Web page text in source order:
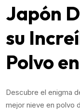
Japón
su
Polvo
Descubre el enigma
mejor nieve en polvo